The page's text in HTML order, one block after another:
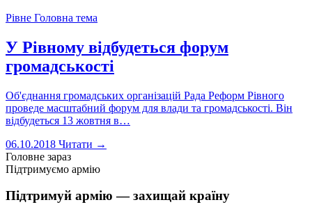
Рівне Головна тема
У Рівному відбудеться форум
громадськості
Об'єднання громадських організацій Рада Реформ Рівного
проведе масштабний форум для влади та громадськості. Він
відбудеться 13 жовтня в…
06.10.2018 Читати →
Головне зараз
Підтримуємо армію
Підтримуй армію — захищай країну